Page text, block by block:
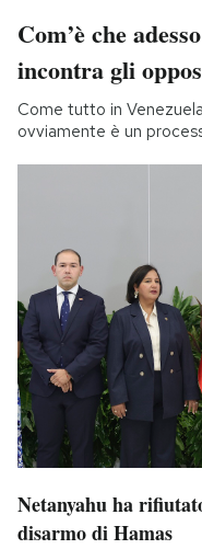
Com’è che
incontra gli
Come tutto in
ovviamente è un
Netanyahu ha
disarmo di Hamas